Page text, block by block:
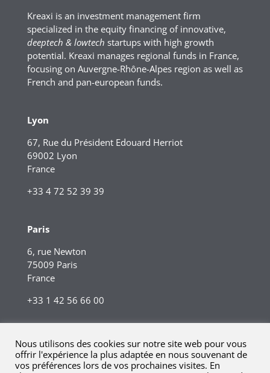
Kreaxi is an investment management firm
specialized in the equity financing of innovative,
deeptech & lowtech startups with high growth
potential. Kreaxi manages regional funds in France,
focusing on Auvergne-Rhône-Alpes region as well as
French and pan-european funds.
Lyon
67, Rue du Président Edouard Herriot
69002 Lyon
France
+33 4 72 52 39 39
Paris
6, rue Newton
75009 Paris
France
+33 1 42 56 66 00
Nous utilisons des cookies sur notre site web pour vous
offrir l'expérience la plus adaptée en nous souvenant de
vos préférences lors de vos prochaines visites. En